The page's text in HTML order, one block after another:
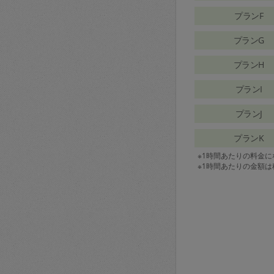
プランF
プランG
プランH
プランI
プランJ
プランK
※1時間あたりの料金
※1時間あたりの金額